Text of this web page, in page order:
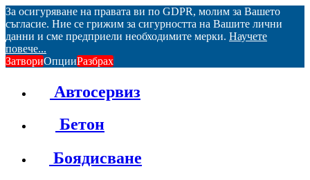
За осигуряване на правата ви по GDPR, молим за Вашето
съгласие. Ние се грижим за сигурността на Вашите лични
данни и сме предприели необходимите мерки. Научете
повече...
ЗатвориОпцииРазбрах
Автосервиз
Бетон
Боядисване